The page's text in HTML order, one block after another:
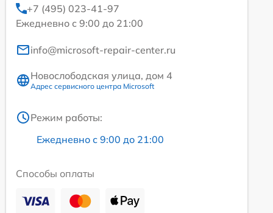
+7 (495) 023-41-97
Ежедневно с 9:00 до 21:00
info@microsoft-repair-center.ru
Новослободская улица, дом 4
Адрес сервисного центра Microsoft
Режим работы:
Ежедневно с 9:00 до 21:00
Способы оплаты